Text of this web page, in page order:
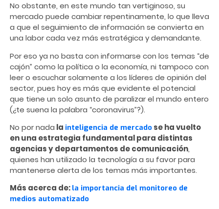
No obstante, en este mundo tan vertiginoso, su
mercado puede cambiar repentinamente, lo que lleva
a que el seguimiento de información se convierta en
una labor cada vez más estratégica y demandante.
Por eso ya no basta con informarse con los temas “de
cajón” como la política o la economía, ni tampoco con
leer o escuchar solamente a los líderes de opinión del
sector, pues hoy es más que evidente el potencial
que tiene un solo asunto de paralizar el mundo entero
(¿te suena la palabra “coronavirus”?).
No por nada la inteligencia de mercado se ha vuelto
en una estrategia fundamental para distintas
agencias y departamentos de comunicación,
quienes han utilizado la tecnología a su favor para
mantenerse alerta de los temas más importantes.
Más acerca de: la importancia del monitoreo de
medios automatizado